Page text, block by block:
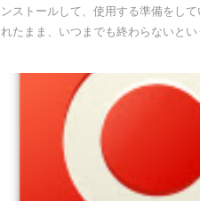
ンストールして、使用する準備をし
れたまま、いつまでも終わらないと